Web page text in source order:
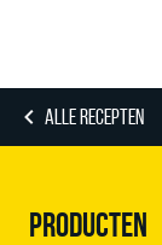
ALLE RECEPTEN
PRODUCTEN